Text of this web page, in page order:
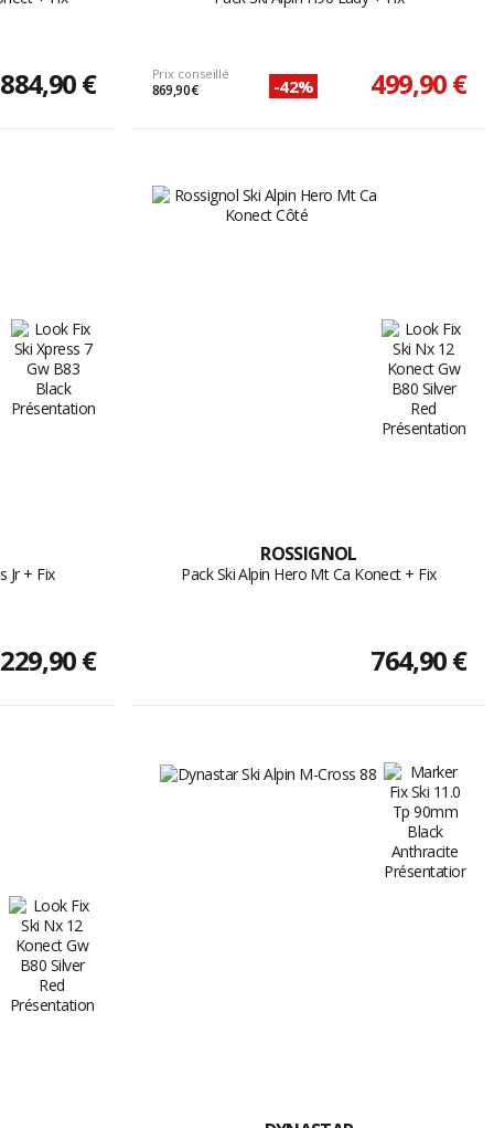
884,90 € Prix conseillé
869,90 € -42% 499,90 €
Jr + Fix
229,90 €
ROSSIGNOL
Pack Ski Alpin Hero Mt Ca Konect + Fix
764,90 €